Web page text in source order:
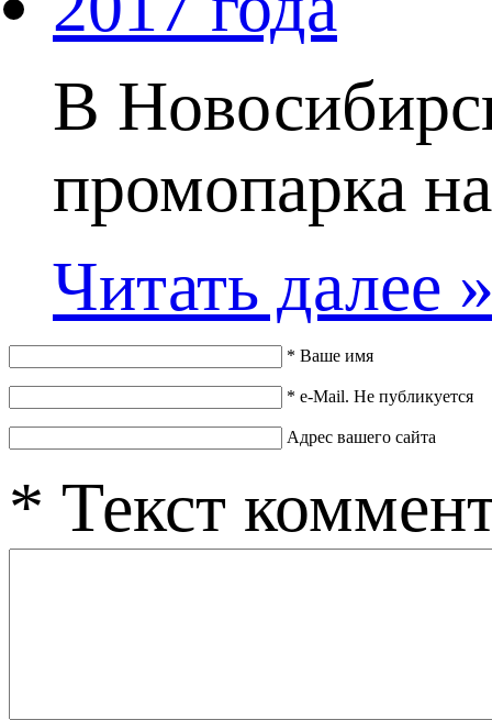
В
промопарка
Читать далее
* Ваше имя
* e-Mail. Не публикуется
Адрес вашего сайта
* Текст